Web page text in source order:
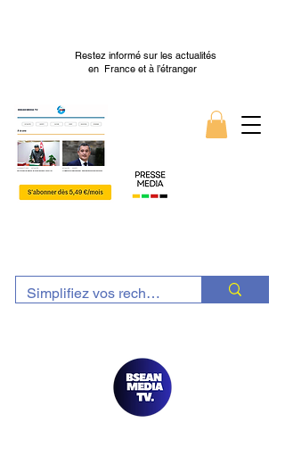
Restez informé sur les actualités
en France et à l’étranger